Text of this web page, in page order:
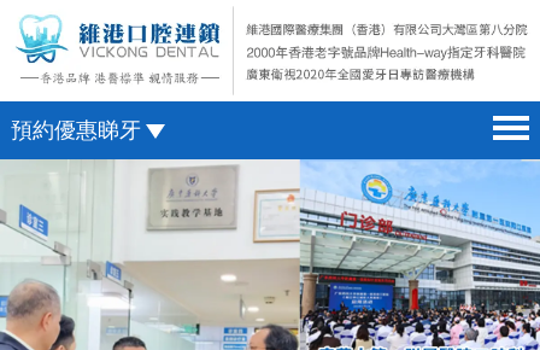
預約優惠睇牙
首頁 home page
醫院簡介 hospital introduction
醫生介紹 doctor introduction
醫療新聞 medical news
微信預約
WhatsApp預約